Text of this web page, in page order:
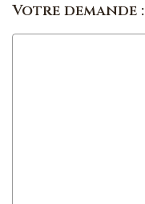
Votre demande :